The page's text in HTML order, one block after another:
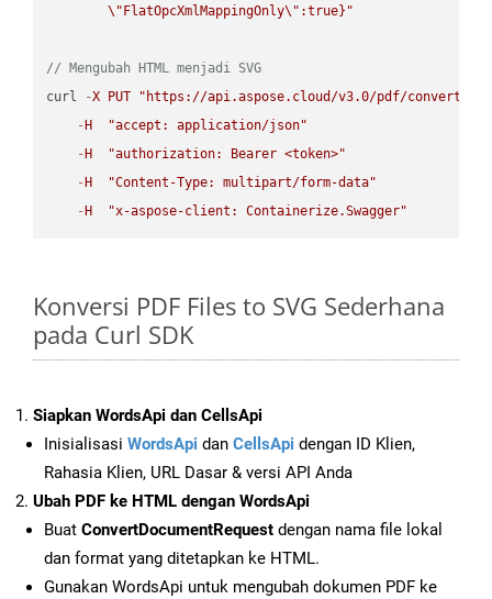
\" FlatOpcXmlMappingOnly\" :true}"
// Mengubah HTML menjadi SVG
curl
-X PUT
"https://api.aspose.cloud/v3.0/pdf/convert/
- H
"accept: application/json"
- H
"authorization: Bearer <token>"
- H
"Content-Type: multipart/form-data"
- H "x-aspose-client: Containerize.Swagger"
Konversi PDF Files to SVG Sederhana
pada Curl SDK
Siapkan WordsApi dan CellsApi
Inisialisasi WordsApi dan CellsApi dengan ID Klien,
Rahasia Klien, URL Dasar & versi API Anda
Ubah PDF ke HTML dengan WordsApi
Buat ConvertDocumentRequest dengan nama file lokal
dan format yang ditetapkan ke HTML.
Gunakan WordsApi untuk mengubah dokumen PDF ke